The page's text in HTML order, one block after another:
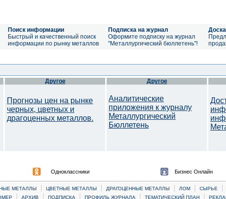
Поиск информации
Быстрый и качественный поиск
информации по рынку металлов
Подписка на журнал
Оформите подписку на журнал
"Металлургический бюллетень"!
Другое
Прогнозы цен на рынке
черных, цветных и
драгоценных металлов.
Другое
Аналитические
приложения к журналу
Металлургический
Бюллетень
Одноклассники Бизнес Онлайн
МЕТАЛЛЫ | ЦВЕТНЫЕ МЕТАЛЛЫ | ДРАГОЦЕННЫЕ МЕТАЛЛЫ | ЛОМ | CЫРЬЕ |
| АРХИВ | ПОДПИСКА | ПРОФИЛЬ ЖУРНАЛА | ТЕМАТИЧЕСКИЙ ПЛАН |